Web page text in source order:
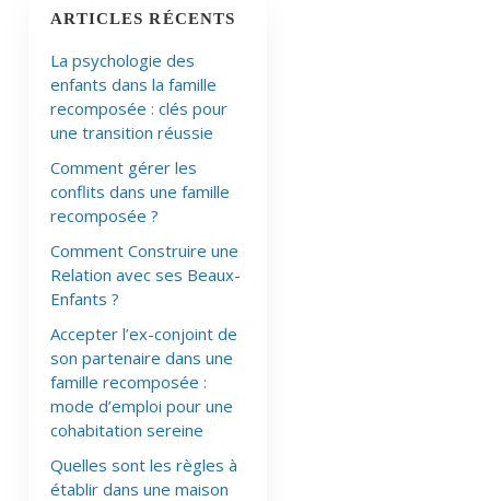
ARTICLES RÉCENTS
La psychologie des
enfants dans la famille
recomposée : clés pour
une transition réussie
Comment gérer les
conflits dans une famille
recomposée ?
Comment Construire une
Relation avec ses Beaux-
Enfants ?
Accepter l’ex-conjoint de
son partenaire dans une
famille recomposée :
mode d’emploi pour une
cohabitation sereine
Quelles sont les règles à
établir dans une maison